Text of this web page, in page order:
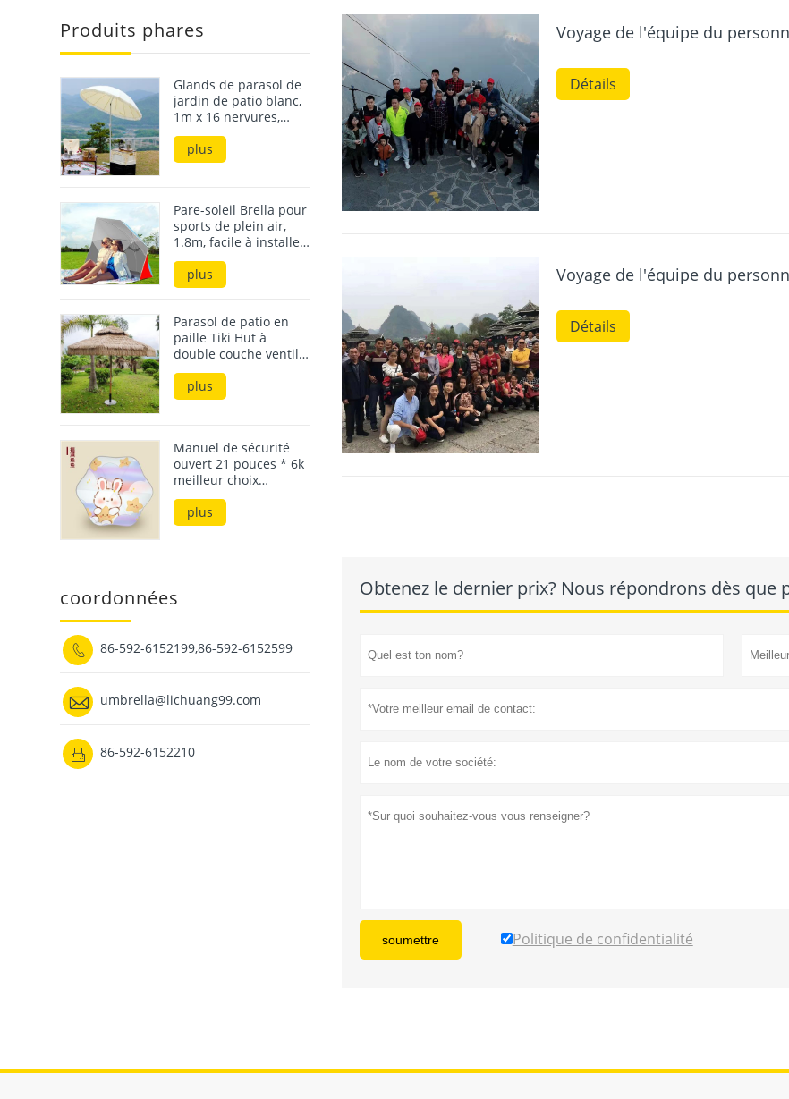
Voyage de l'équipe du
Détails
Voyage de l'équipe du
Détails
Obtenez le dernier prix? Nous répondrons dès que
soumettre Politique de confidentialité
Produits phares
Glands de parasol de
jardin de patio blanc,
1m x 16 nervures,
avec base, meilleures
ventes sur le marché
coréen
plus
Pare-soleil Brella pour
sports de plein air,
1.8m, facile à installer,
abri de plage,
parapluie pour la
plage
plus
Parasol de patio en
paille Tiki Hut à
double couche ventilé
de 3 m
plus
Manuel de sécurité
ouvert 21 pouces * 6k
meilleur choix
parasols et parapluies
de pluie pour enfants
résistants aux uv
plus
coordonnées
 86-592-6152199,86-592-6152599
 umbrella@lichuang99.com
 86-592-6152210